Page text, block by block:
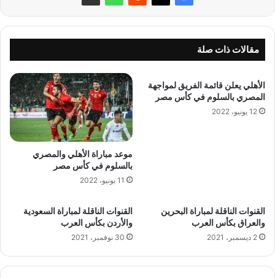
مقالات ذات صلة
الأهلي يعلن قائمة الفريق لمواجهة
المصري بالسلوم في كأس مصر
12 يونيو، 2022
موعد مباراة الأهلي والمصري
بالسلوم في كأس مصر
11 يونيو، 2022
القنوات الناقلة لمباراة البحرين
والعراق بكأس العرب
2 ديسمبر، 2021
القنوات الناقلة لمباراة السعودية
والأردن بكأس العرب
30 نوفمبر، 2021